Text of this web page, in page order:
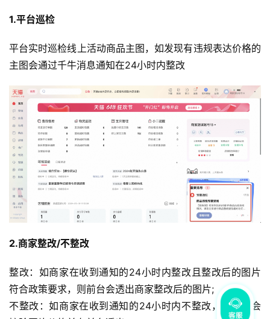
1.平台巡检
平台实时巡检线上活动商品主图，如发现有违规表达价格的
主图会通过千牛消息通知在24小时内整改
2.商家整改/不整改
整改：如商家在收到通知的24小时内整改且整改后的图片
符合政策要求，则前台会透出商家整改后的图片;
不整改：如商家在收到通知的24小时内不整改，平台则会